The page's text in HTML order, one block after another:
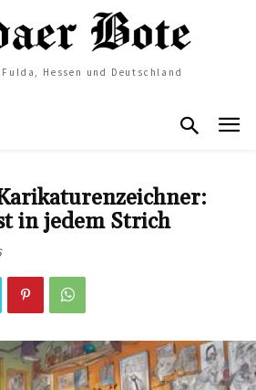
Hessen und Deutschland
in jedem Strich